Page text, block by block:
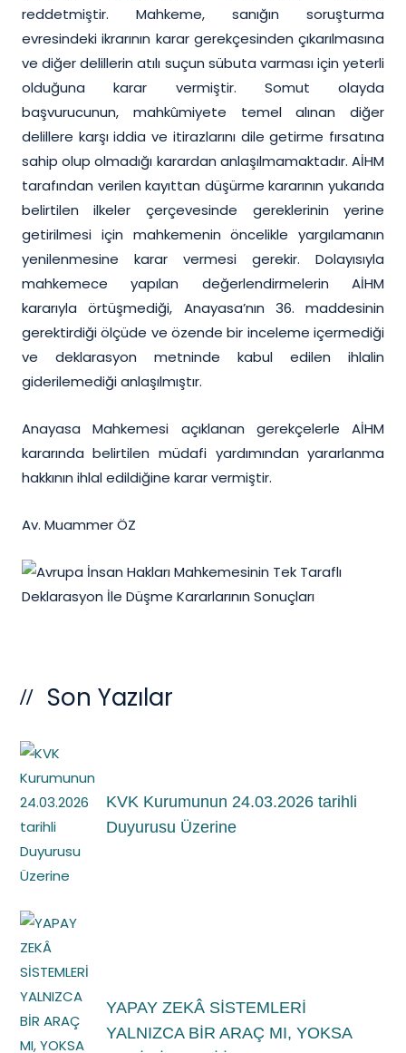
reddetmiştir. Mahkeme, sanığın soruşturma
evresindeki ikrarının karar gerekçesinden çıkarılmasına
ve diğer delillerin atılı suçun sübuta varması için yeterli
olduğuna karar vermiştir. Somut olayda
başvurucunun, mahkûmiyete temel alınan diğer
delillere karşı iddia ve itirazlarını dile getirme fırsatına
sahip olup olmadığı karardan anlaşılmamaktadır. AİHM
tarafından verilen kayıttan düşürme kararının yukarıda
belirtilen ilkeler çerçevesinde gereklerinin yerine
getirilmesi için mahkemenin öncelikle yargılamanın
yenilenmesine karar vermesi gerekir. Dolayısıyla
mahkemece yapılan değerlendirmelerin AİHM
kararıyla örtüşmediği, Anayasa’nın 36. maddesinin
gerektirdiği ölçüde ve özende bir inceleme içermediği
ve deklarasyon metninde kabul edilen ihlalin
giderilemediği anlaşılmıştır.
Anayasa Mahkemesi açıklanan gerekçelerle AİHM
kararında belirtilen müdafi yardımından yararlanma
hakkının ihlal edildiğine karar vermiştir.
Av. Muammer ÖZ
Son Yazılar
KVK Kurumunun 24.03.2026 tarihli
Duyurusu Üzerine
YAPAY ZEKÂ SİSTEMLERİ
YALNIZCA BİR ARAÇ MI, YOKSA